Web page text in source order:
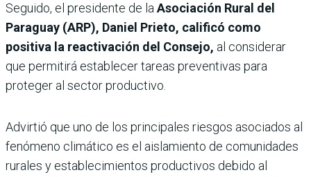
Seguido, el presidente de laAsociación Rural del
Paraguay (ARP), Daniel Prieto, calificó como
positiva la reactivación del Consejo, al considerar
que permitirá establecer tareas preventivas para
proteger al sector productivo.
Advirtió que uno de los principales riesgos asociados al
fenómeno climático es el aislamiento de comunidades
rurales y establecimientos productivos debido al